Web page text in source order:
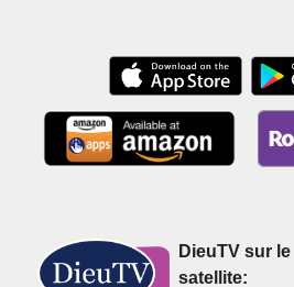
DieuTV sur le
satellite: